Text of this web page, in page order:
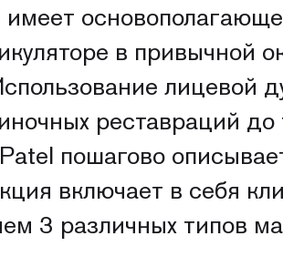
в привычной
лицевой
реставраций
пошагово
включает в себя
3 различных типов